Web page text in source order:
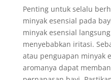
Penting untuk selalu
minyak esensial pada
minyak esensial
menyebabkan iritasi.
atau penguapan minyak
aromanya dapat